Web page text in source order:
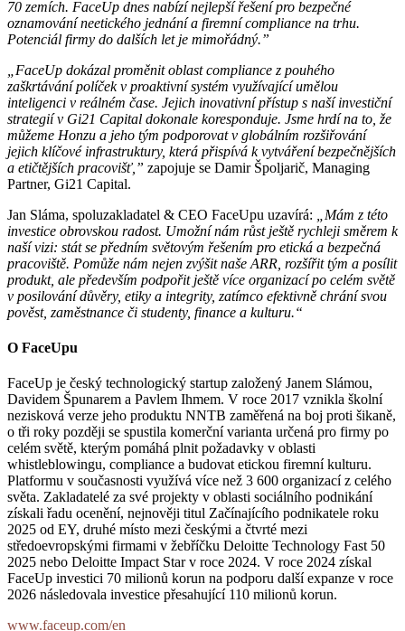
70 zemích. FaceUp dnes nabízí nejlepší řešení pro bezpečné
oznamování neetického jednání a firemní compliance na trhu.
Potenciál firmy do dalších let je mimořádný.”
„FaceUp dokázal proměnit oblast compliance z pouhého
zaškrtávání políček v proaktivní systém využívající umělou
inteligenci v reálném čase. Jejich inovativní přístup s naší investiční
strategií v Gi21 Capital dokonale koresponduje. Jsme hrdí na to, že
můžeme Honzu a jeho tým podporovat v globálním rozšiřování
jejich klíčové infrastruktury, která přispívá k vytváření bezpečnějších
a etičtějších pracovišť,” zapojuje se Damir Špoljarič, Managing
Partner, Gi21 Capital.
Jan Sláma, spoluzakladatel & CEO FaceUpu uzavírá:
„Mám z této
investice obrovskou radost. Umožní nám růst ještě rychleji směrem k
naší vizi: stát se předním světovým řešením pro etická a bezpečná
pracoviště. Pomůže nám nejen zvýšit naše ARR, rozšířit tým a posílit
produkt, ale především podpořit ještě více organizací po celém světě
v posilování důvěry, etiky a integrity, zatímco efektivně chrání svou
pověst, zaměstnance či studenty, finance a kulturu.“
O FaceUpu
FaceUp je český technologický startup založený Janem Slámou,
Davidem Špunarem a Pavlem Ihmem. V roce 2017 vznikla školní
nezisková verze jeho produktu NNTB zaměřená na boj proti šikaně,
o tři roky později se spustila komerční varianta určená pro firmy po
celém světě, kterým pomáhá plnit požadavky v oblasti
whistleblowingu, compliance a budovat etickou firemní kulturu.
Platformu v současnosti využívá více než 3 600 organizací z celého
světa. Zakladatelé za své projekty v oblasti sociálního podnikání
získali řadu ocenění, nejnověji titul Začínajícího podnikatele roku
2025 od EY, druhé místo mezi českými a čtvrté mezi
středoevropskými firmami v žebříčku Deloitte Technology Fast 50
2025 nebo Deloitte Impact Star v roce 2024. V roce 2024 získal
FaceUp investici 70 milionů korun na podporu další expanze v roce
2026 následovala investice přesahující 110 milionů korun.
www.faceup.com/en